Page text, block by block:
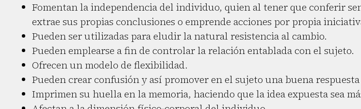
Fomentan la independencia del individuo, quien al tener que conferir
extrae sus propias conclusiones o emprende acciones por propia
Pueden ser utilizadas para eludir la natural resistencia al cambio.
Pueden emplearse a fin de controlar la relación entablada con el sujeto.
Ofrecen un modelo de flexibilidad.
Pueden crear confusión y así promover en el sujeto una buena
Imprimen su huella en la memoria, haciendo que la idea expuesta sea